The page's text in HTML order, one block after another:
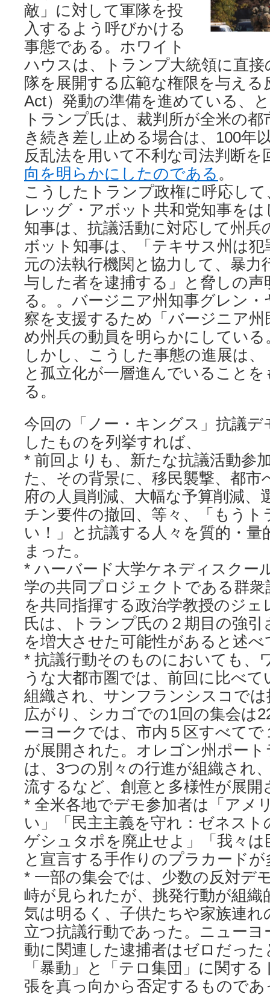
敵」に対して軍隊を投
入するよう呼びかける
事態である。ホワイト
ハウスは、トランプ大統領に直
隊を展開する広範な権限を与える
Act）発動の準備を進めている、
トランプ氏は、裁判所が全米の
き続き差し止める場合は、100年
反乱法を用いて不利な司法判断を
向を明らかにしたのである 。
こうしたトランプ政権に呼応し
レッグ・アボット共和党知事を
知事は、抗議活動に対応して州兵
ボット知事は、「テキサス州は犯
元の法執行機関と協力して、暴力
与した者を逮捕する」と脅しの声
る。。バージニア州知事グレン
察を支援するため「バージニア
め州兵の動員を明らかにしている
しかし、こうした事態の進展は
と孤立化が一層進んでいること
る。
今回の「ノー・キングス」抗議
したものを列挙すれば、
* 前回よりも、新たな抗議活動参
た、その背景に、移民襲撃、都市
府の人員削減、大幅な予算削減、
チン要件の撤回、等々、「もう
い！」と抗議する人々を質的・
まった。
* ハーバード大学ケネディスクー
学の共同プロジェクトである群
を共同指揮する政治学教授のジ
氏は、トランプ氏の２期目の強引
を増大させた可能性があると述べ
* 抗議行動そのものにおいても、
うな大都市圏では、前回に比べ
組織され、サンフランシスコで
広がり、シカゴでの1回の集会は
ーヨークでは、市内５区すべて
が展開された。オレゴン州ポー
は、3つの別々の行進が組織され
流するなど、創意と多様性が展開
* 全米各地でデモ参加者は「アメ
い」「民主主義を守れ：ゼネスト
ゲシュタポを廃止せよ」「我々
と宣言する手作りのプラカード
* 一部の集会では、少数の反対デ
峙が見られたが、挑発行動が組織
気は明るく、子供たちや家族連れ
立つ抗議行動であった。ニューヨ
動に関連した逮捕者はゼロだっ
「暴動」と「テロ集団」に関す
張を真っ向から否定するものであ